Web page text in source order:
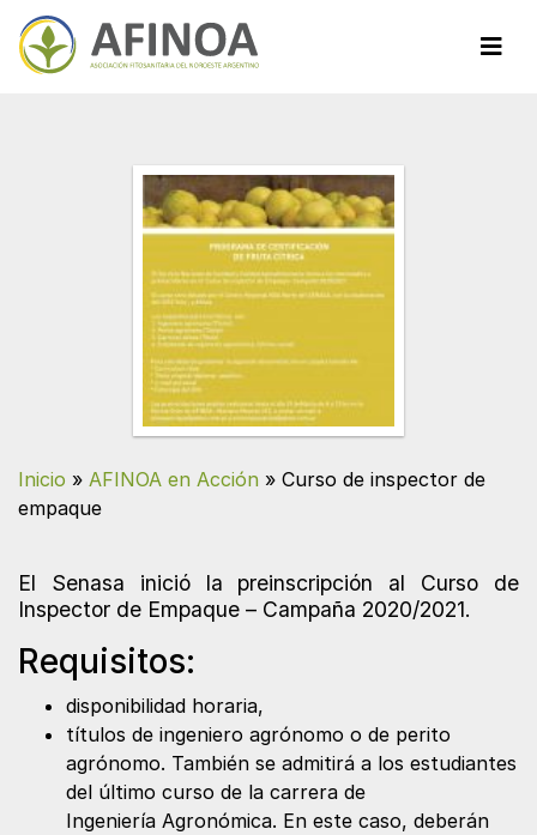
Inicio » AFINOA en Acción » Curso de inspector de
empaque
El Senasa inició la preinscripción al Curso de
Inspector de Empaque – Campaña 2020/2021.
Requisitos:
disponibilidad horaria,
títulos de ingeniero agrónomo o de perito
agrónomo. También se admitirá a los estudiantes
del último curso de la carrera de
Ingeniería Agronómica. En este caso, deberán